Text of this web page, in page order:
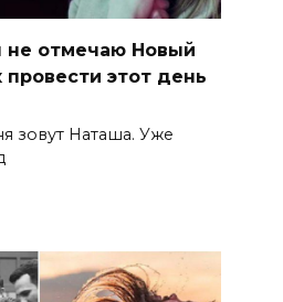
не отмечаю Новый
провести этот день
зовут Наташа. Уже